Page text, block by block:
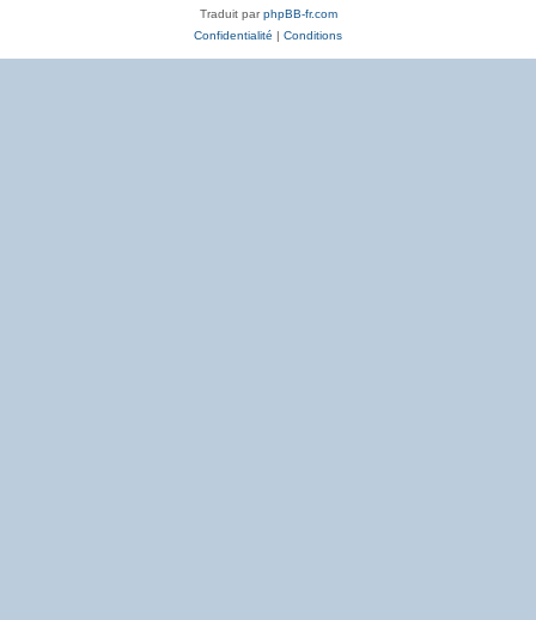
Traduit parphpBB-fr.com
Confidentialité | Conditions